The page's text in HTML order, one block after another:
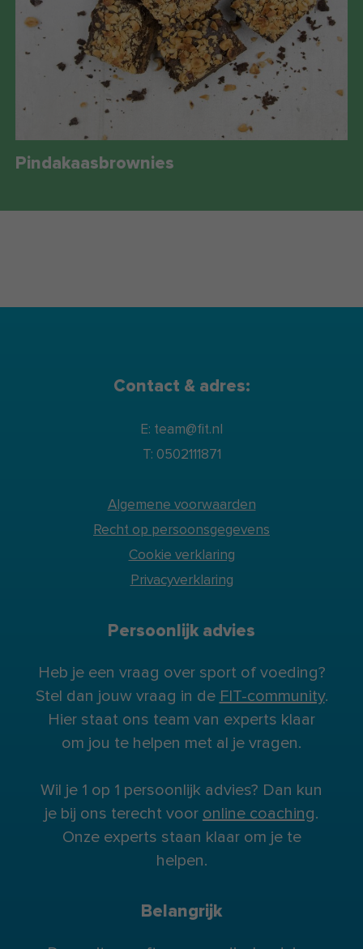
Pindakaasbrownies
Contact & adres:
E: team@fit.nl
T: 0502111871
Algemene voorwaarden
Recht op persoonsgegevens
Cookie verklaring
Privacyverklaring
Persoonlijk advies
Heb je een vraag over sport of voeding?
Stel dan jouw vraag in de FIT-community.
Hier staat ons team van experts klaar
om jou te helpen met al je vragen.
Wil je 1 op 1 persoonlijk advies? Dan kun
je bij ons terecht voor online coaching.
Onze experts staan klaar om je te
helpen.
Belangrijk